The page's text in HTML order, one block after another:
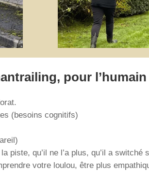
pour
(besoins cognitifs)
piste, qu’il ne l’a plus, qu’il a switché
votre loulou, être plus